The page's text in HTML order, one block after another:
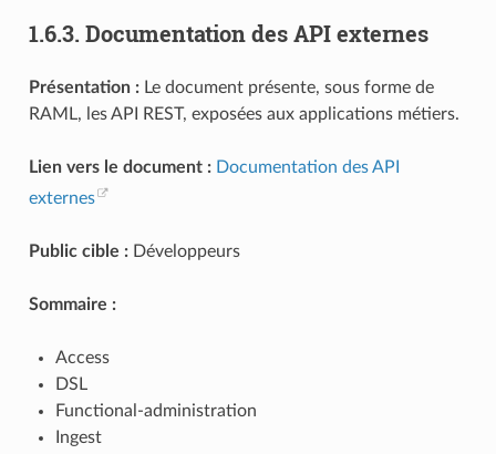
1.6.3. Documentation des API externes
Présentation :Le document présente, sous forme de
RAML, les API REST, exposées aux applications métiers.
Lien vers le document : Documentation des API
externes
Public cible :Développeurs
Sommaire :
Access
DSL
Functional-administration
Ingest